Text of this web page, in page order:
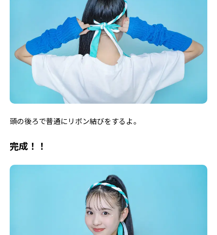
頭の後ろで普通にリボン結びをするよ。
完成！！